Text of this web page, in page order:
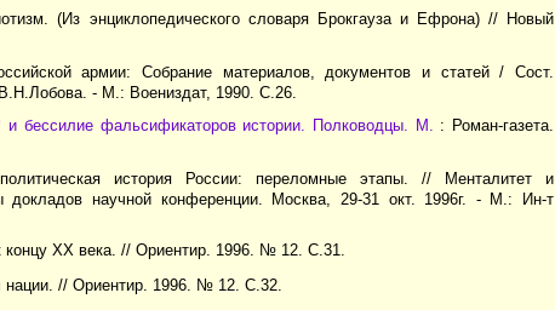
(Из энциклопедического словаря Брокгауза и Ефрона) // Новый
армии: Собрание материалов, документов и статей / Сост.
- М.: Воениздат, 1990. С.26.
бессилие фальсификаторов истории. Полководцы. М. : Роман-газета.
история России: переломные этапы. // Менталитет и
докладов научной конференции. Москва, 29-31 окт. 1996г. - М.: Ин-т
XX века. // Ориентир. 1996. № 12. С.31.
нации. // Ориентир. 1996. № 12. С.32.